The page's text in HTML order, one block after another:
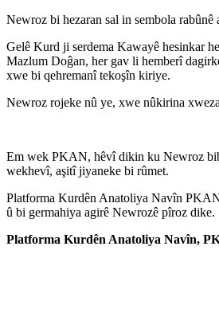
Newroz bi hezaran sal in sembola
Gelê Kurd ji serdema Kawayê hesinkar
Mazlum Doĝan, her gav li hemberî
xwe bi qehremanî tekoşîn kiriye.
Newroz rojeke nû ye, xwe nûkirina
Em wek PKAN, hêvî dikin ku Newroz
wekhevî, aşitî jiyaneke bi rûmet.
Platforma Kurdên Anatoliya Navîn
û bi germahiya agirê Newrozê pîroz dike.
Platforma Kurdên Anatoliya Navîn,